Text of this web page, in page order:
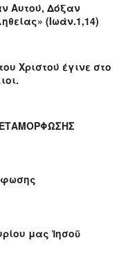
Αυτού, Δόξαν
(Ιωάν.1,14)
Χριστού έγινε στο
μας Ἰησοῦ